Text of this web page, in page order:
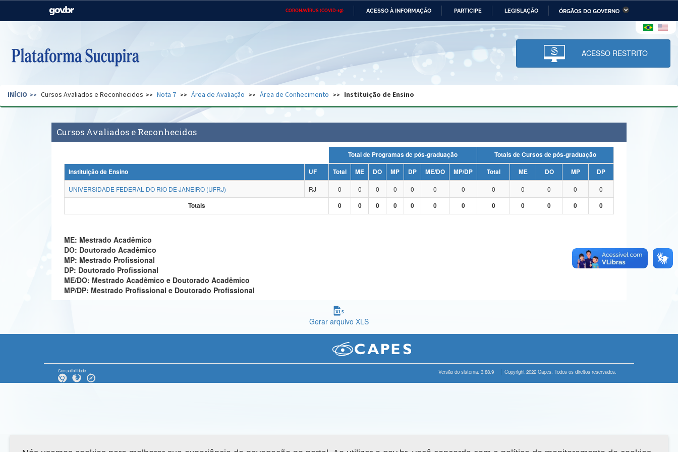
CORONAVÍRUS (COVID-19) ACESSO À INFORMAÇÃO PARTICIPE LEGISLAÇÃO ÓRGÃOS DO GOVERNO
Casa Civil Ministério das Relações Ministério da Economia Ministério da Infraestrutura
Pecuária e Abastecimento
Ministério da Ciência,
Tecnologia, Inovações e
Comunicações
Ministério do Desenvolvimento
Regional e dos Direitos Humanos
Secretaria de Governo Gabinete de Segurança Advocacia-Geral da União Banco Central do Brasil Planalto
ACESSO RESTRITO
INÍCIO Cursos Avaliados e Reconhecidos Nota 7 Área de Avaliação Área de Conhecimento Instituição de Ensino
Cursos Avaliados e Reconhecidos
Total de Programas de pós-graduação
Totais de Cursos de pós-graduação
Instituição de Ensino
UF Total ME DO MP DP ME/DO MP/DP Total ME DO MP
DP
UNIVERSIDADE FEDERAL DO RIO DE JANEIRO (UFRJ)
RJ 0 0 0 0 0 0 0 0 0 0 0
0
Totais
0 0 0 0 0 0 0 0 0 0 0 0
ME: Mestrado Acadêmico
DO: Doutorado Acadêmico
MP: Mestrado Profissional
DP: Doutorado Profissional
ME/DO: Mestrado Acadêmico e Doutorado Acadêmico
MP/DP: Mestrado Profissional e Doutorado Profissional
Gerar arquivo XLS
Compatibilidade Versão do sistema: 3.88.9 Copyright 2022 Capes. Todos os direitos reservados.